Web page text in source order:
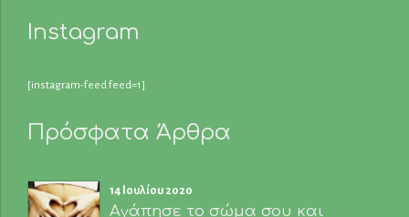
Instagram
[instagram-feed feed=1]
Πρόσφατα Άρθρα
14 Ιουλίου 2020
Αγάπησε το σώμα σου και